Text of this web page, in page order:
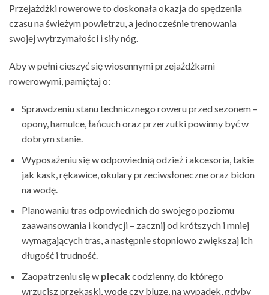
Przejażdżki rowerowe to doskonała okazja do spędzenia
czasu na świeżym powietrzu, a jednocześnie trenowania
swojej wytrzymałości i siły nóg.
Aby w pełni cieszyć się wiosennymi przejażdżkami
rowerowymi, pamiętaj o:
Sprawdzeniu stanu technicznego roweru przed sezonem –
opony, hamulce, łańcuch oraz przerzutki powinny być w
dobrym stanie.
Wyposażeniu się w odpowiednią odzież i akcesoria, takie
jak kask, rękawice, okulary przeciwsłoneczne oraz bidon
na wodę.
Planowaniu tras odpowiednich do swojego poziomu
zaawansowania i kondycji – zacznij od krótszych i mniej
wymagających tras, a następnie stopniowo zwiększaj ich
długość i trudność.
Zaopatrzeniu się w plecakcodzienny, do którego
wrzucisz przekąski, wodę czy bluzę, na wypadek, gdyby